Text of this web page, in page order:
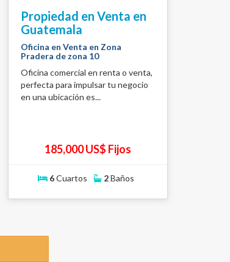
Propiedad en Venta en
Guatemala
Oficina en Venta en Zona
Pradera de zona 10
Oficina comercial en renta o venta,
perfecta para impulsar tu negocio
en una ubicación es...
185,000 US$ Fijos
6Cuartos 2Baños